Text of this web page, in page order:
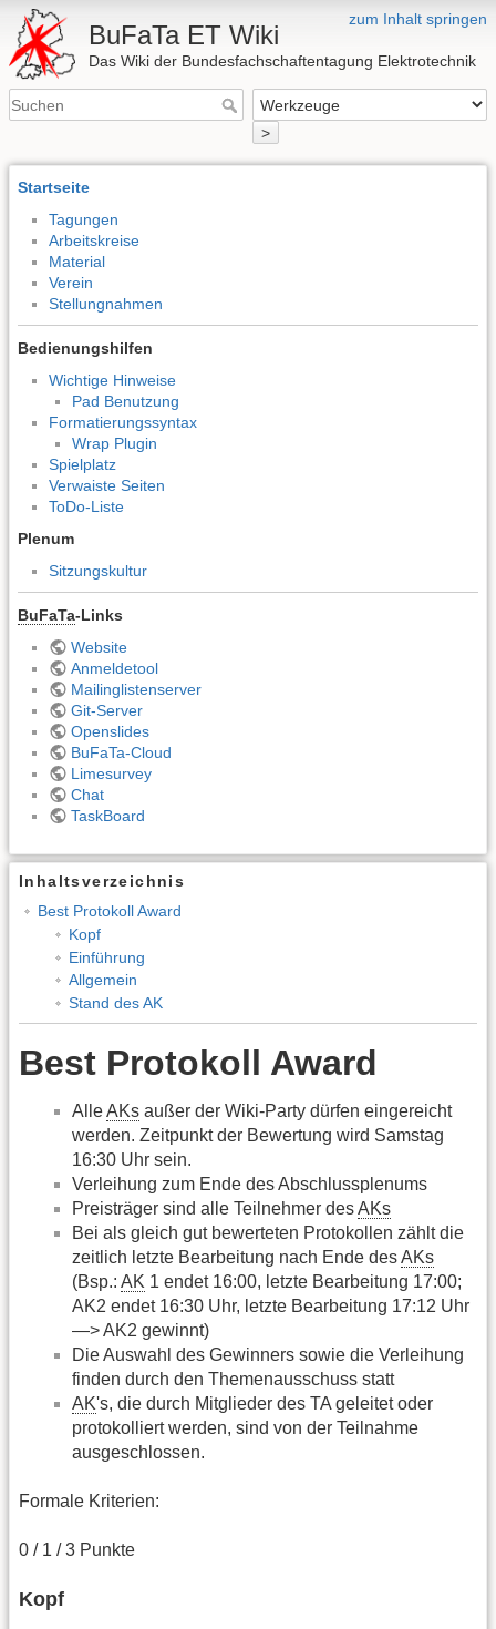
zum Inhalt springen
BuFaTa ET Wiki
Das Wiki der Bundesfachschaftentagung Elektrotechnik
>
Startseite
Tagungen
Arbeitskreise
Material
Verein
Stellungnahmen
Bedienungshilfen
Wichtige Hinweise
Pad Benutzung
Formatierungssyntax
Wrap Plugin
Spielplatz
Verwaiste Seiten
ToDo-Liste
Plenum
Sitzungskultur
BuFaTa-Links
Website
Anmeldetool
Mailinglistenserver
Git-Server
Openslides
BuFaTa-Cloud
Limesurvey
Chat
TaskBoard
Inhaltsverzeichnis
Best Protokoll Award
Kopf
Einführung
Allgemein
Stand des AK
Best Protokoll Award
AlleAKs außer der Wiki-Party dürfen eingereicht
werden. Zeitpunkt der Bewertung wird Samstag
16:30 Uhr sein.
Verleihung zum Ende des Abschlussplenums
Preisträger sind alle Teilnehmer desAKs
Bei als gleich gut bewerteten Protokollen zählt die
zeitlich letzte Bearbeitung nach Ende desAKs
(Bsp.: AK 1 endet 16:00, letzte Bearbeitung 17:00;
AK2 endet 16:30 Uhr, letzte Bearbeitung 17:12 Uhr
—> AK2 gewinnt)
Die Auswahl des Gewinners sowie die Verleihung
finden durch den Themenausschuss statt
AK's, die durch Mitglieder des TA geleitet oder
protokolliert werden, sind von der Teilnahme
ausgeschlossen.
Formale Kriterien:
0 / 1 / 3 Punkte
Kopf